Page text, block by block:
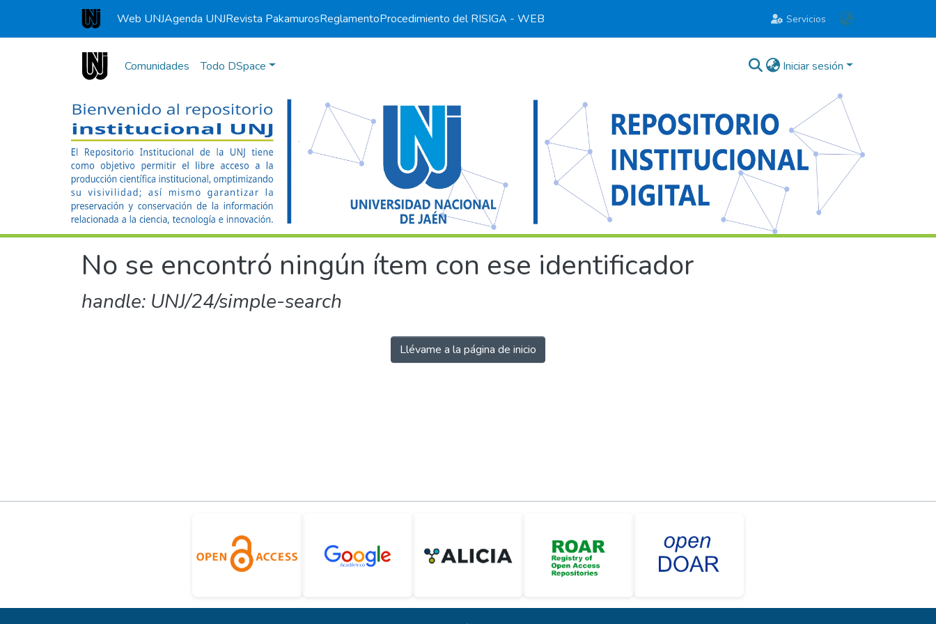
Universidad Nacional de Jaén
Web UNJAgenda UNJRevista PakamurosReglamentoProcedimiento del RISIGA - WEB Servicios
Comunidades Todo DSpace Iniciar sesión
No se encontró ningún ítem con ese identificador
handle: UNJ/24/simple-search
Llévame a la página de inicio